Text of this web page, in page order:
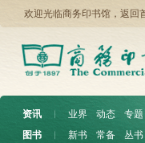
欢迎光临商务印书馆， 返回
资讯 ︱ 业界 动态 专题
图书
︱ 新书 常备 丛书